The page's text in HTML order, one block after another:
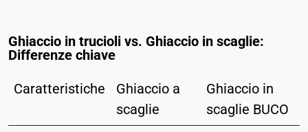
Ghiaccio in trucioli vs. Ghiaccio in scaglie:
Differenze chiave
Caratteristiche
Ghiaccio a
scaglie
Ghiaccio in
scaglie BUCO